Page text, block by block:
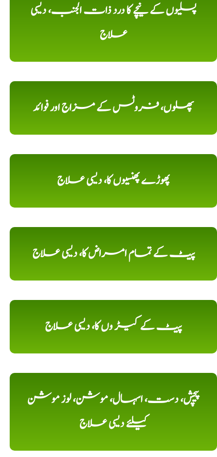
پسلیوں کے نیچے کا درد ذات الجنب، دیسی
علاج
پھلوں، فروٹس کے مزاج اور فوائد
پھوڑے پھنسیوں کا، دیسی علاج
پیٹ کے تمام امراض کا، دیسی علاج
پیٹ کے کیڑ وں کا، دیسی علاج
پیچش، دست، اسہال، موشن، لوز موشن
کیلئے دیسی علاج